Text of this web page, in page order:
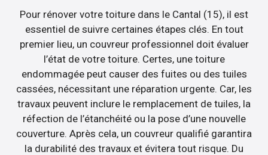
Pour rénover votre toiture dans le Cantal (15), il est
essentiel de suivre certaines étapes clés. En tout
premier lieu, un couvreur professionnel doit évaluer
l’état de votre toiture. Certes, une toiture
endommagée peut causer des fuites ou des tuiles
cassées, nécessitant une réparation urgente. Car, les
travaux peuvent inclure le remplacement de tuiles, la
réfection de l’étanchéité ou la pose d’une nouvelle
couverture. Après cela, un couvreur qualifié garantira
la durabilité des travaux et évitera tout risque. Du